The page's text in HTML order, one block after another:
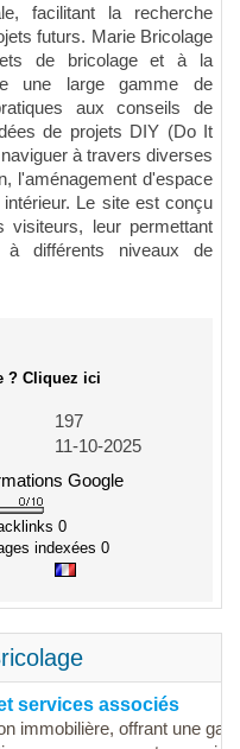
facilitant la recherche
futurs. Marie Bricolage
de bricolage et à la
une large gamme de
aux conseils de
de projets DIY (Do It
à travers diverses
l'aménagement d'espace
Le site est conçu
visiteurs, leur permettant
à différents niveaux de
? Cliquez ici
197
11-10-2025
Google
0
indexées 0
services associés
immobilière, offrant une